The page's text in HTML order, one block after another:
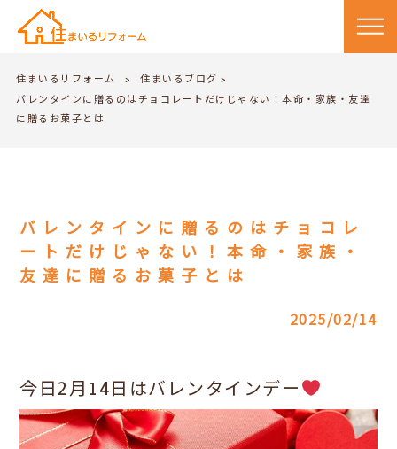
住まいるリフォーム > 住まいるブログ >
バレンタインに贈るのはチョコレートだけじゃない！本命・家族・友達
に贈るお菓子とは
バレンタインに贈るのはチョコレ
ートだけじゃない！本命・家族・
友達に贈るお菓子とは
2025/02/14
今日2月14日はバレンタインデー